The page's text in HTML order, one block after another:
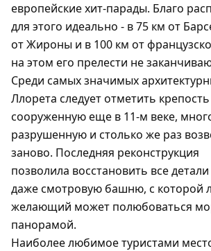
европейские хит-парады. Благо
для этого идеально - в 75 км от
от Жироны и в 100 км от
на этом его прелести не
Среди самых значимых
Ллорета следует отметить
сооруженную еще в 11-м веке,
разрушенную и столько же раз
заново. Последняя реконструкция
позволила восстановить все
даже смотровую башню, с которой
желающий может полюбоваться
панорамой.
Наиболее любимое туристами